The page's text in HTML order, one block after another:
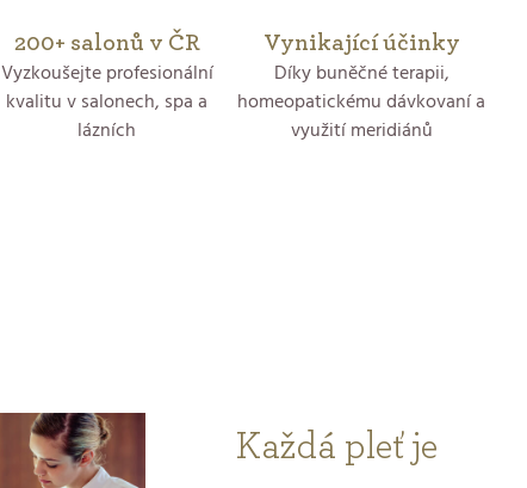
200+ salonů v ČR
Vyzkoušejte profesionální
kvalitu v salonech, spa a
lázních
Vynikající účinky
Díky buněčné terapii,
homeopatickému dávkovaní a
využití meridiánů
Každá pleť je